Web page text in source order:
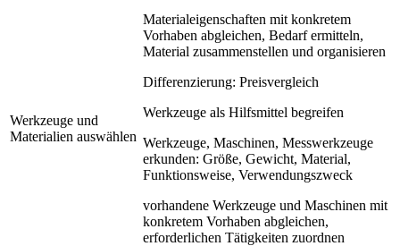
Werkzeuge und
Materialien auswählen
Materialeigenschaften mit konkretem
Vorhaben abgleichen, Bedarf ermitteln,
Material zusammenstellen und organisieren
Differenzierung: Preisvergleich
Werkzeuge als Hilfsmittel begreifen
Werkzeuge, Maschinen, Messwerkzeuge
erkunden: Größe, Gewicht, Material,
Funktionsweise, Verwendungszweck
vorhandene Werkzeuge und Maschinen mit
konkretem Vorhaben abgleichen,
erforderlichen Tätigkeiten zuordnen